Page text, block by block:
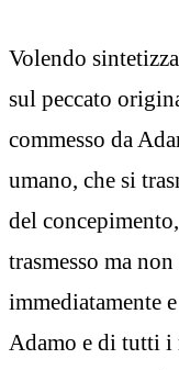
Volendo
sul peccato
commesso da
umano, che si
del
trasmesso ma
immediatamente
Adamo e di tutti i